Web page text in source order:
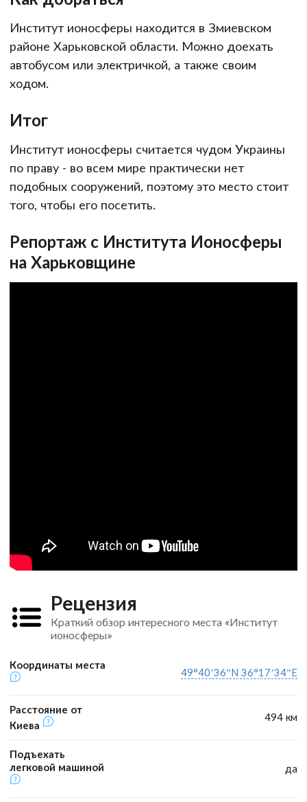
Институт ионосферы находится в Змиевском
районе Харьковской области. Можно доехать
автобусом или электричкой, а также своим
ходом.
Итог
Институт ионосферы считается чудом Украины
по праву - во всем мире практически нет
подобных сооружений, поэтому это место стоит
того, чтобы его посетить.
Репортаж с Института Ионосферы
на Харьковщине
Рецензия
Краткий обзор интересного места «Институт
ионосферы»
Координаты места
49°40’36”N 36°17’34”E
Расстояние от
Киева
494 км
Подъехать
легковой машиной
да